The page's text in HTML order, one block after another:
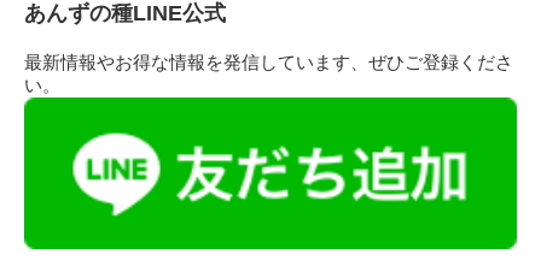
あんずの種LINE公式
最新情報やお得な情報を発信しています、ぜひご登録くださ
い。